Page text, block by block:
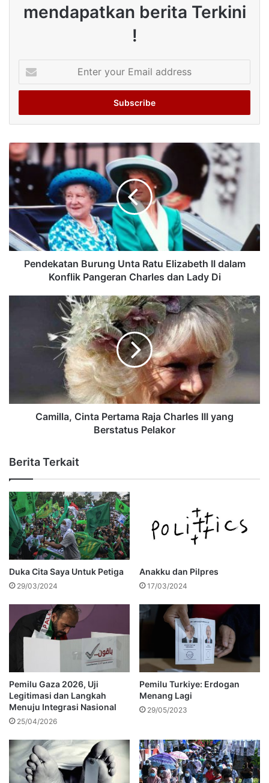
mendapatkan berita Terkini
!
your
Email
Pendekatan Burung Unta Ratu Elizabeth II dalam
Konflik Pangeran Charles dan Lady Di
Camilla, Cinta Pertama Raja Charles III yang
Berstatus Pelakor
Berita Terkait
Duka Cita Saya Untuk Petiga
29/03/2024
Anakku dan Pilpres
17/03/2024
Pemilu Gaza 2026, Uji
Legitimasi dan Langkah
Menuju Integrasi Nasional
25/04/2026
Pemilu Turkiye: Erdogan
Menang Lagi
29/05/2023